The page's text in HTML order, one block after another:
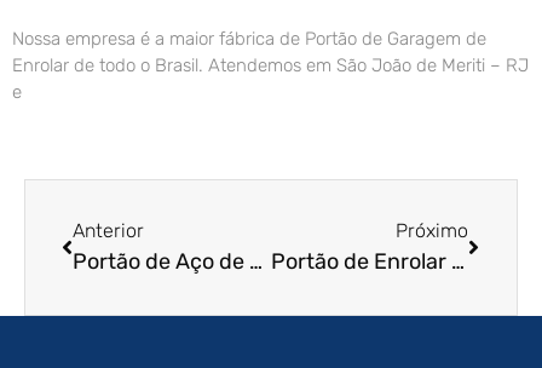
Nossa empresa é a maior fábrica de Portão de Garagem de
Enrolar de todo o Brasil. Atendemos em São João de Meriti – RJ
e
Anterior
Portão de Aço de Enrolar em Mauá – SP
Próximo
Portão de Enrolar em Valinhos – SP